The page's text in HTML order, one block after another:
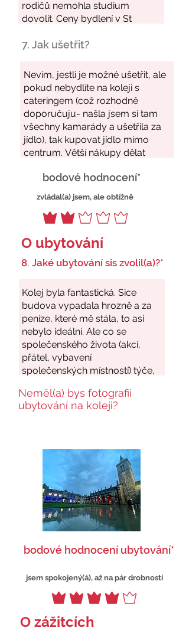
7. Jak ušetřit?
bodové hodnocení*
zvládal(a) jsem, ale obtížně
O ubytování
8. Jaké ubytování sis zvolil(a)?*
Neměl(a) bys fotografii
ubytování na koleji?
bodové hodnocení ubytování*
jsem spokojený(á), až na pár drobností
O zážitcích